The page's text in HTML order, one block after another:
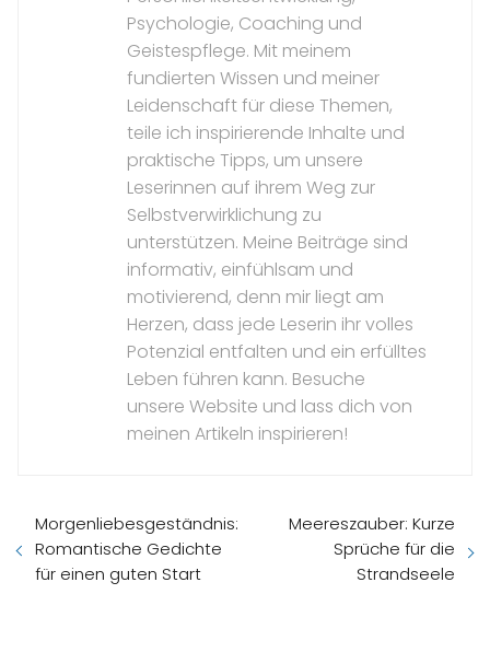
Psychologie, Coaching und
Geistespflege. Mit meinem
fundierten Wissen und meiner
Leidenschaft für diese Themen,
teile ich inspirierende Inhalte und
praktische Tipps, um unsere
Leserinnen auf ihrem Weg zur
Selbstverwirklichung zu
unterstützen. Meine Beiträge sind
informativ, einfühlsam und
motivierend, denn mir liegt am
Herzen, dass jede Leserin ihr volles
Potenzial entfalten und ein erfülltes
Leben führen kann. Besuche
unsere Website und lass dich von
meinen Artikeln inspirieren!
Morgenliebesgeständnis:
Romantische Gedichte
für einen guten Start
Meereszauber: Kurze
Sprüche für die
Strandseele